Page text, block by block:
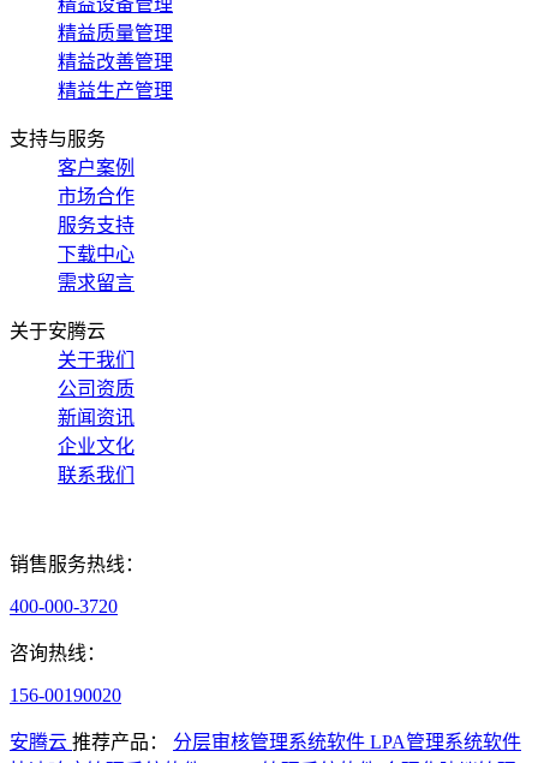
精益质量管理
精益改善管理
精益生产管理
支持与服务
客户案例
市场合作
服务支持
下载中心
需求留言
关于安腾云
关于我们
公司资质
新闻资讯
企业文化
联系我们
销售服务热线：
400-000-3720
咨询热线：
156-00190020
安腾云 推荐产品： 分层审核管理系统软件 LPA管理系统软件